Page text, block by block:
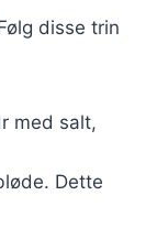
disse trin
med salt,
Dette